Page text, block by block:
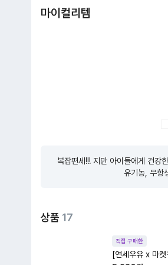
마이컬리템
복잡편세!!! 지만 아이들에게 건강
유기농, 무항
상품 17
직접 구매한
[연세우유 x 마